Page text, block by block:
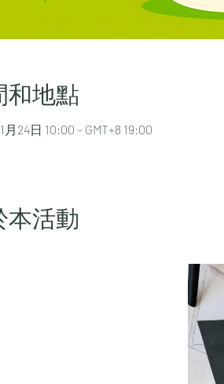
和地點
月24日 10:00 – GMT+8 19:00
本活動